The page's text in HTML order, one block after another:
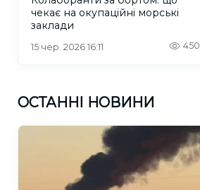
чекає на окупаційні морські
заклади
15 чер. 2026 16:11 450
ОСТАННІ НОВИНИ